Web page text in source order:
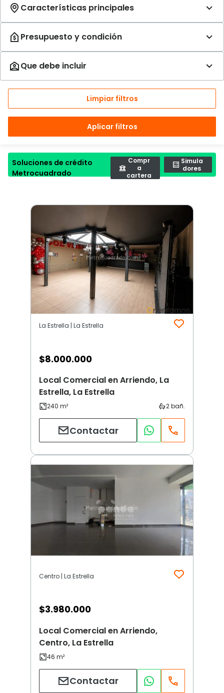
Limpiar filtros
Aplicar filtros
Soluciones de crédito
Metrocuadrado
Compr
a
cartera
Simula
dores
La Estrella | La Estrella
$8.000.000
Local Comercial en Arriendo, La
Estrella, La Estrella
Contactar
Centro | La Estrella
$3.980.000
Local Comercial en Arriendo,
Centro, La Estrella
Contactar